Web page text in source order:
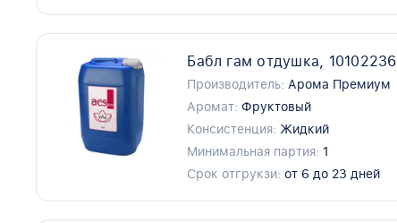
Бабл гам отдушка, 10102236
Производитель: Арома Премиум
Аромат: Фруктовый
Консистенция: Жидкий
Минимальная партия: 1
Срок отгрукзи: от 6 до 23 дней